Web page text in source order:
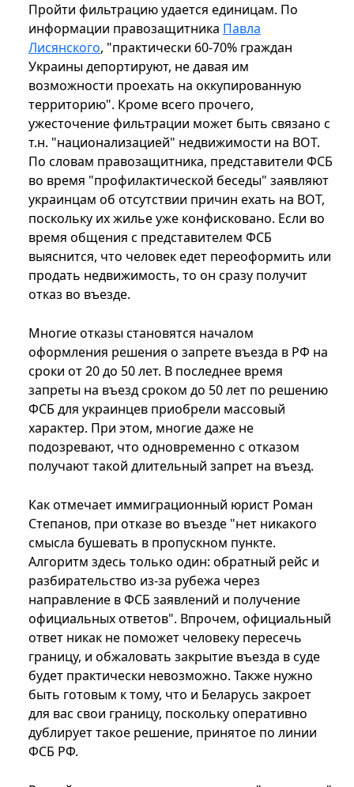
Пройти фильтрацию удается единицам. По
информации правозащитника Павла
Лисянского, "практически 60-70% граждан
Украины депортируют, не давая им
возможности проехать на оккупированную
территорию". Кроме всего прочего,
ужесточение фильтрации может быть связано с
т.н. "национализацией" недвижимости на ВОТ.
По словам правозащитника, представители ФСБ
во время "профилактической беседы" заявляют
украинцам об отсутствии причин ехать на ВОТ,
поскольку их жилье уже конфисковано. Если во
время общения с представителем ФСБ
выяснится, что человек едет переоформить или
продать недвижимость, то он сразу получит
отказ во въезде.
Многие отказы становятся началом
оформления решения о запрете въезда в РФ на
сроки от 20 до 50 лет. В последнее время
запреты на въезд сроком до 50 лет по решению
ФСБ для украинцев приобрели массовый
характер. При этом, многие даже не
подозревают, что одновременно с отказом
получают такой длительный запрет на въезд.
Как отмечает иммиграционный юрист Роман
Степанов, при отказе во въезде "нет никакого
смысла бушевать в пропускном пункте.
Алгоритм здесь только один: обратный рейс и
разбирательство из-за рубежа через
направление в ФСБ заявлений и получение
официальных ответов". Впрочем, официальный
ответ никак не поможет человеку пересечь
границу, и обжаловать закрытие въезда в суде
будет практически невозможно. Также нужно
быть готовым к тому, что и Беларусь закроет
для вас свои границу, поскольку оперативно
дублирует такое решение, принятое по линии
ФСБ РФ.